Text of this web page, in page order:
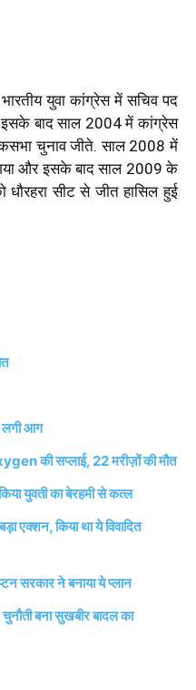
युवा कांग्रेस में सचिव पद
बाद साल 2004 में कांग्रेस
चुनाव जीते. साल 2008 में
गया और इसके बाद साल 2009 के
सीट से जीत हासिल हुई
लगी आग
की सप्लाई, 22 मरीज़ों की मौत
युवती का बेरहमी से कत्ल
एक्शन, किया था ये विवादित
सरकार ने बनाया ये प्लान
बना सुखबीर बादल का